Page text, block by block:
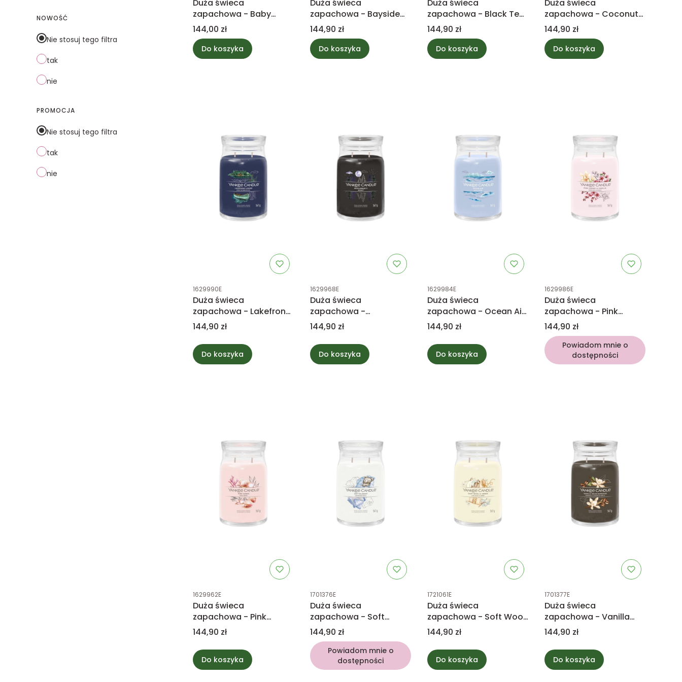
NOWOŚĆ
Nie stosuj tego filtra
tak
nie
PROMOCJA
Nie stosuj tego filtra
tak
nie
Duża świeca
zapachowa - Baby
powder - Yankee
Candle
Cena
144,00 zł
Do koszyka
Duża świeca
zapachowa - Bayside
Cedar - Yankee Candle
Cena
144,90 zł
Do koszyka
Duża świeca
zapachowa - Black Tea
& Lemon - Yankee
Candle
Cena
144,90 zł
Do koszyka
Duża świeca
zapachowa - Coconut
Beach - Yankee Candle
Cena
144,90 zł
Do koszyka
Kod produktu
1629990E
Duża świeca
zapachowa - Lakefront
Lodge - Yankee Candle
Cena
144,90 zł
Do koszyka
Kod produktu
1629968E
Duża świeca
zapachowa -
Midsummer's Night -
Yankee Candle
Cena
144,90 zł
Do koszyka
Kod produktu
1629984E
Duża świeca
zapachowa - Ocean Air
- Yankee Candle
Cena
144,90 zł
Do koszyka
Kod produktu
1629986E
Duża świeca
zapachowa - Pink
Cherry & Vanilla -
Yankee Candle
Cena
144,90 zł
Powiadom mnie o
dostępności
Kod produktu
1629962E
Duża świeca
zapachowa - Pink
Sands - Yankee Candle
Cena
144,90 zł
Do koszyka
Kod produktu
1701376E
Duża świeca
zapachowa - Soft
Blanket - Yankee
Candle
Cena
144,90 zł
Powiadom mnie o
dostępności
Kod produktu
1721061E
Duża świeca
zapachowa - Soft Wool
& Amber - Yankee
Candle
Cena
144,90 zł
Do koszyka
Kod produktu
1701377E
Duża świeca
zapachowa - Vanilla
Bean Espresso - Yankee
Candle
Cena
144,90 zł
Do koszyka